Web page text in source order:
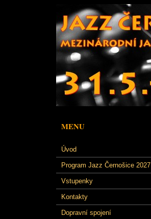
MENU
Úvod
Program Jazz Černošice 2027
Vstupenky
Kontakty
Dopravní spojení